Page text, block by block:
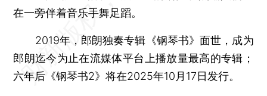
在一旁伴着音乐手舞足蹈。
2019年，郎朗独奏专辑《钢琴书》面世，成为
郎朗迄今为止在流媒体平台上播放量最高的专辑；
六年后《钢琴书2》将在2025年10月17日发行。